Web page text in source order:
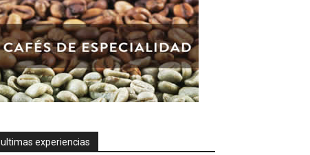
ultimas experiencias